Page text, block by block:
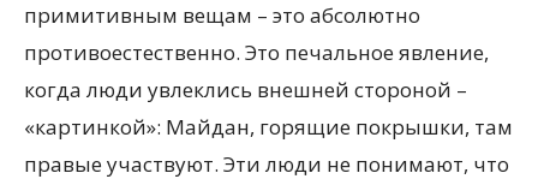
примитивным вещам – это абсолютно
противоестественно. Это печальное явление,
когда люди увлеклись внешней стороной –
«картинкой»: Майдан, горящие покрышки, там
правые участвуют. Эти люди не понимают, что